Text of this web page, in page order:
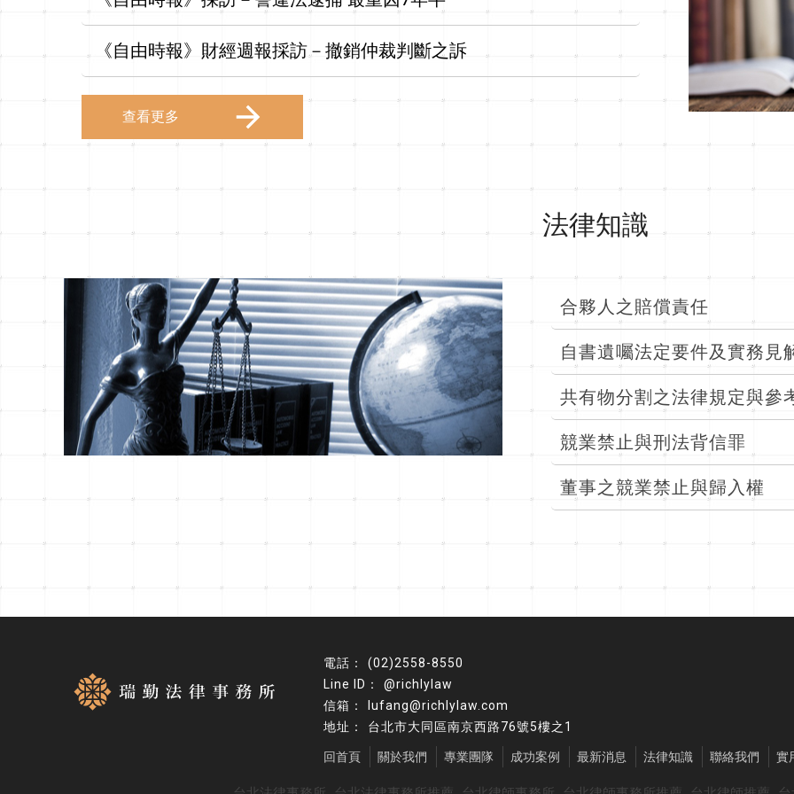
《自由時報》財經週報採訪－撤銷仲裁判斷之訴
查看更多
最新商品
合夥人之賠償責任
自書遺囑法定要件及實務見
共有物分割之法律規定與參
競業禁止與刑法背信罪
董事之競業禁止與歸入權
(02)2558-8550
@richlylaw
lufang@richlylaw.com
台北市大同區南京西路76號5樓之1
回首頁 關於我們 專業團隊 成功案例 最新消息 法律知識 聯絡我們 實